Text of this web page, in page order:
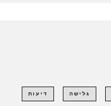
גלישה דיעות